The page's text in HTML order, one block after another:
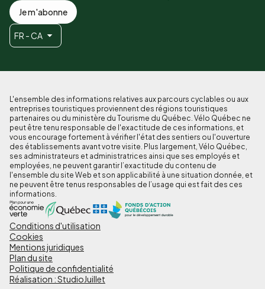
Je m'abonne
FR - CA
L'ensemble des informations relatives aux parcours cyclables ou aux
entreprises touristiques proviennent des régions touristiques
partenaires ou du ministère du Tourisme du Québec. Vélo Québec ne
peut être tenu responsable de l'exactitude de ces informations, et
vous encourage fortement à vérifier l'état des sentiers ou l'ouverture
des établissements avant votre visite. Plus largement, Vélo Québec,
ses administrateurs et administratrices ainsi que ses employés et
employées, ne peuvent garantir l’exactitude du contenu de
l'ensemble du site Web et son applicabilité à une situation donnée, et
ne peuvent être tenus responsables de l’usage qui est fait des ces
informations.
Pied
de
page
Conditions d'utilisation
Cookies
Mentions juridiques
Plan du site
Politique de confidentialité
Réalisation : StudioJuillet